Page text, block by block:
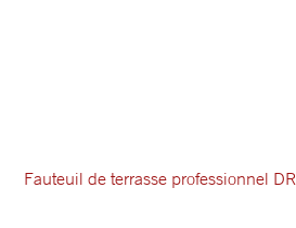
Fauteuil de terrasse professionnel DR